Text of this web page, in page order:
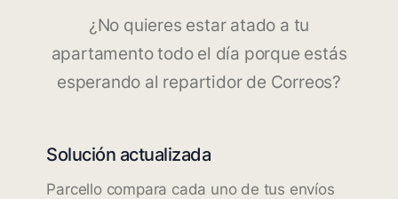
¿No quieres estar atado a tu
apartamento todo el día porque estás
esperando al repartidor de Correos?
Solución actualizada
Parcello compara cada uno de tus envíos